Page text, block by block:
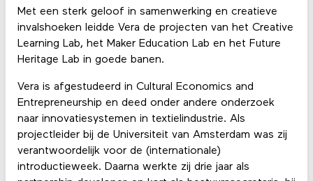
Met een sterk geloof in samenwerking en creatieve
invalshoeken leidde Vera de projecten van het Creative
Learning Lab, het Maker Education Lab en het Future
Heritage Lab in goede banen.
Vera is afgestudeerd in Cultural Economics and
Entrepreneurship en deed onder andere onderzoek
naar innovatiesystemen in textielindustrie. Als
projectleider bij de Universiteit van Amsterdam was zij
verantwoordelijk voor de (internationale)
introductieweek. Daarna werkte zij drie jaar als